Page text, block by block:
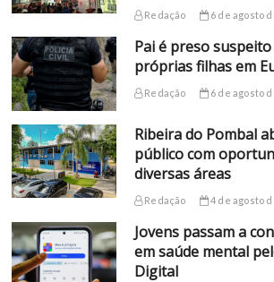
Redação 6 de agosto
Pai é preso
próprias filhas em
Redação 6 de agosto
Ribeira do Pombal
público com
diversas áreas
Redação 4 de agosto
Jovens passam a
em saúde mental
Digital